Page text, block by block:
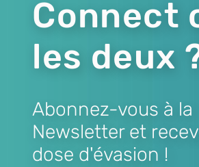
Connect
les deux
Abonnez-vous à la
Newsletter et
dose d'évasion !